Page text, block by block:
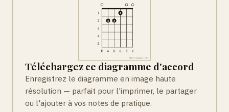
Téléchargez ce diagramme d'accord
Enregistrez le diagramme en image haute
résolution — parfait pour l'imprimer, le partager
ou l'ajouter à vos notes de pratique.